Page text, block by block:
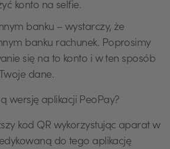
konto na selfie.
banku – wystarczy, że
banku rachunek. Poprosimy
się na to konto i w ten sposób
dane.
wersję aplikacji PeoPay?
kod QR wykorzystując aparat w
do tego aplikację